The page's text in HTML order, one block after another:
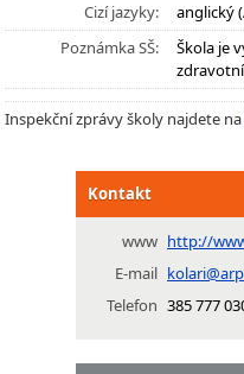
Cizí jazyky:
anglický
Poznámka SŠ:
Škola je
Inspekční zprávy školy najdete na
Kontakt
www http://
E-mail
Telefon 385 777